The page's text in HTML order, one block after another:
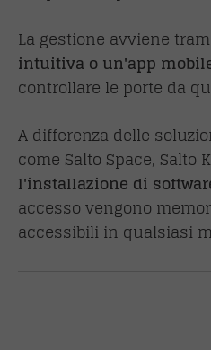
La gestione avviene
intuitiva o un'app
controllare le porte da
A differenza delle
come Salto Space, Salto
l'installazione di
accesso vengono
accessibili in qualsiasi